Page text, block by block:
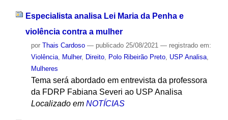
Especialista analisa Lei Maria da Penha e
violência contra a mulher
por Thais Cardoso — publicado25/08/2021 — registrado em:
Violência, Mulher, Direito, Polo Ribeirão Preto, USP Analisa,
Mulheres
Tema será abordado em entrevista da professora
da FDRP Fabiana Severi ao USP Analisa
Localizado em NOTÍCIAS